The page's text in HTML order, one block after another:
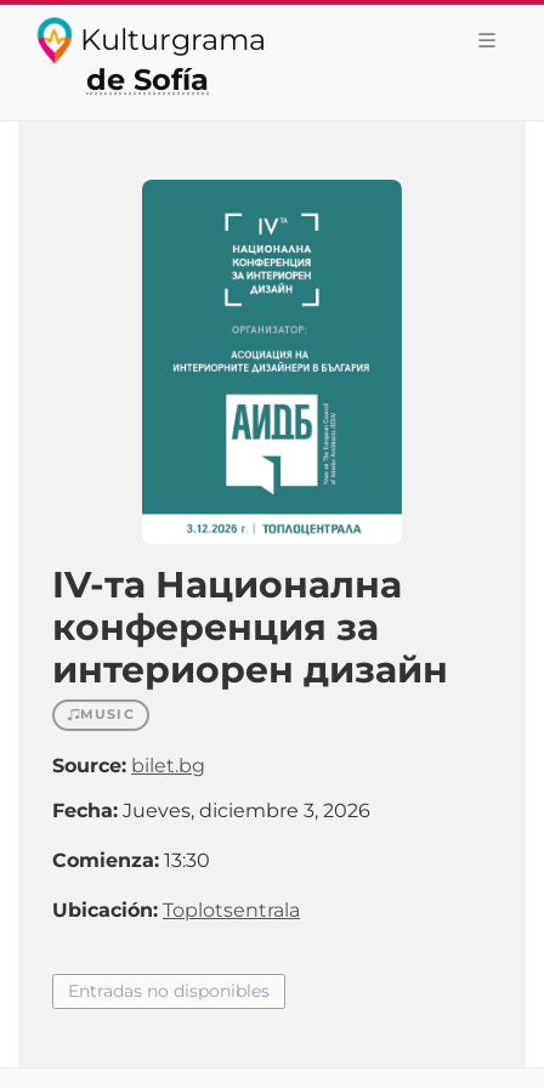
Kulturgrama
de Sofía
IV-та Национална
конференция за
интериорен дизайн
MUSIC
Source: bilet.bg
Fecha: Jueves, diciembre 3, 2026
Comienza: 13:30
Ubicación: Toplotsentrala
Entradas no disponibles